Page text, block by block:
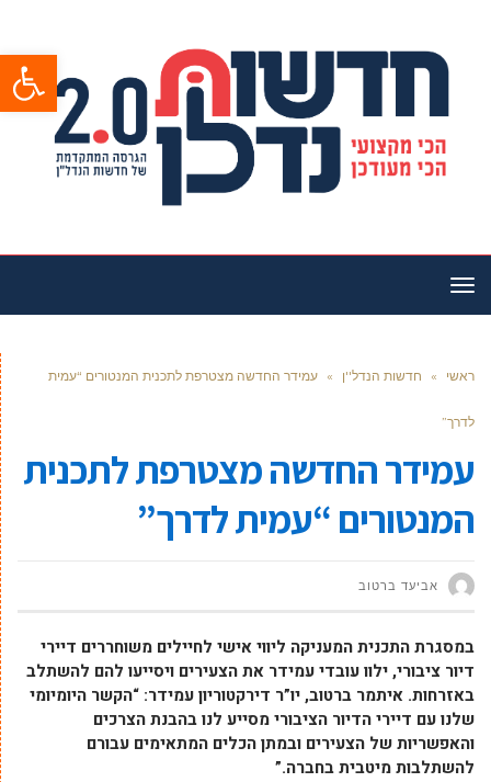
פתח
תפריט
ראשי » חדשות הנדל''ן » עמידר החדשה מצטרפת לתכנית המנטורים “עמית
לדרך”
עמידר החדשה מצטרפת לתכנית
המנטורים “עמית לדרך”
אביעד ברטוב
במסגרת התכנית המעניקה ליווי אישי לחיילים משוחררים דיירי
דיור ציבורי, ילוו עובדי עמידר את הצעירים ויסייעו להם להשתלב
באזרחות. איתמר ברטוב, יו”ר דירקטוריון עמידר: “הקשר היומיומי
שלנו עם דיירי הדיור הציבורי מסייע לנו בהבנת הצרכים
והאפשריות של הצעירים ובמתן הכלים המתאימים עבורם
להשתלבות מיטבית בחברה.”